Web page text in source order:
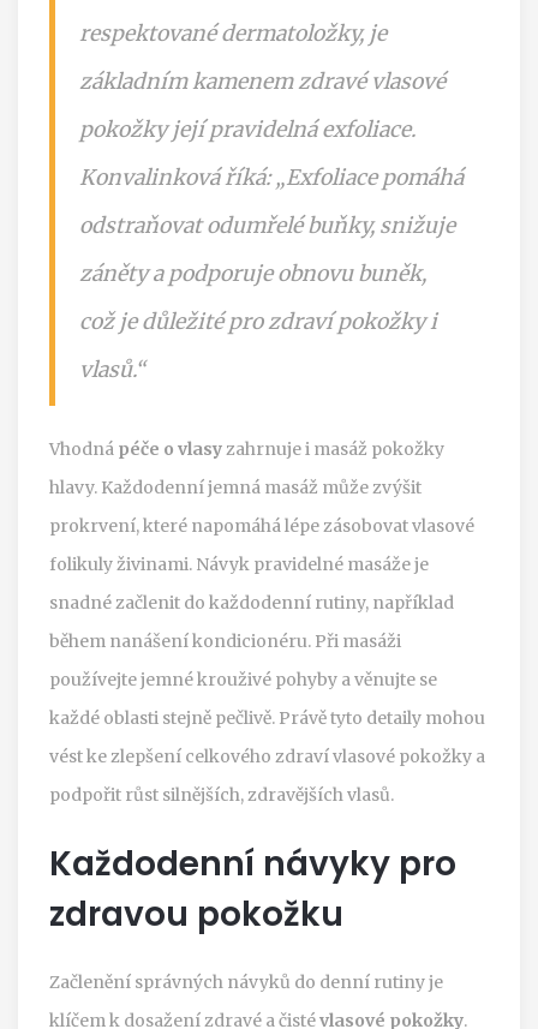
respektované dermatoložky, je
základním kamenem zdravé vlasové
pokožky její pravidelná exfoliace.
Konvalinková říká: „Exfoliace pomáhá
odstraňovat odumřelé buňky, snižuje
záněty a podporuje obnovu buněk,
což je důležité pro zdraví pokožky i
vlasů.“
Vhodná péče o vlasyzahrnuje i masáž pokožky
hlavy. Každodenní jemná masáž může zvýšit
prokrvení, které napomáhá lépe zásobovat vlasové
folikuly živinami. Návyk pravidelné masáže je
snadné začlenit do každodenní rutiny, například
během nanášení kondicionéru. Při masáži
používejte jemné krouživé pohyby a věnujte se
každé oblasti stejně pečlivě. Právě tyto detaily mohou
vést ke zlepšení celkového zdraví vlasové pokožky a
podpořit růst silnějších, zdravějších vlasů.
Každodenní návyky pro
zdravou pokožku
Začlenění správných návyků do denní rutiny je
klíčem k dosažení zdravé a čistévlasové pokožky.